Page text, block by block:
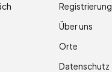
Registrierung
Über uns
Orte
Datenschutz